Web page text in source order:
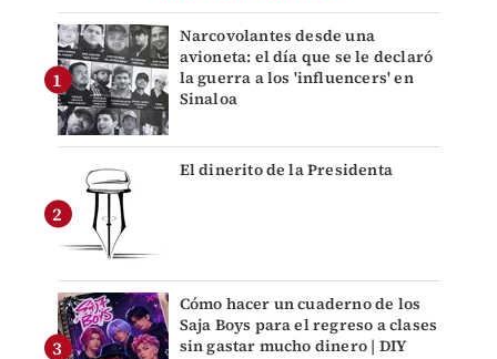
Narcovolantes desde una
avioneta: el día que se le declaró
la guerra a los 'influencers' en
Sinaloa
El dinerito de la Presidenta
Cómo hacer un cuaderno de los
Saja Boys para el regreso a clases
sin gastar mucho dinero | DIY